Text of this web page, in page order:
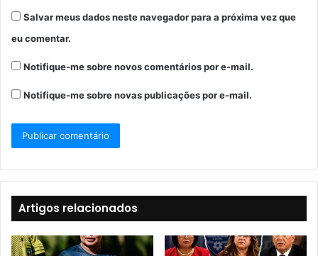
Salvar meus dados neste navegador para a próxima vez que
eu comentar.
Notifique-me sobre novos comentários por e-mail.
Notifique-me sobre novas publicações por e-mail.
Artigos relacionados